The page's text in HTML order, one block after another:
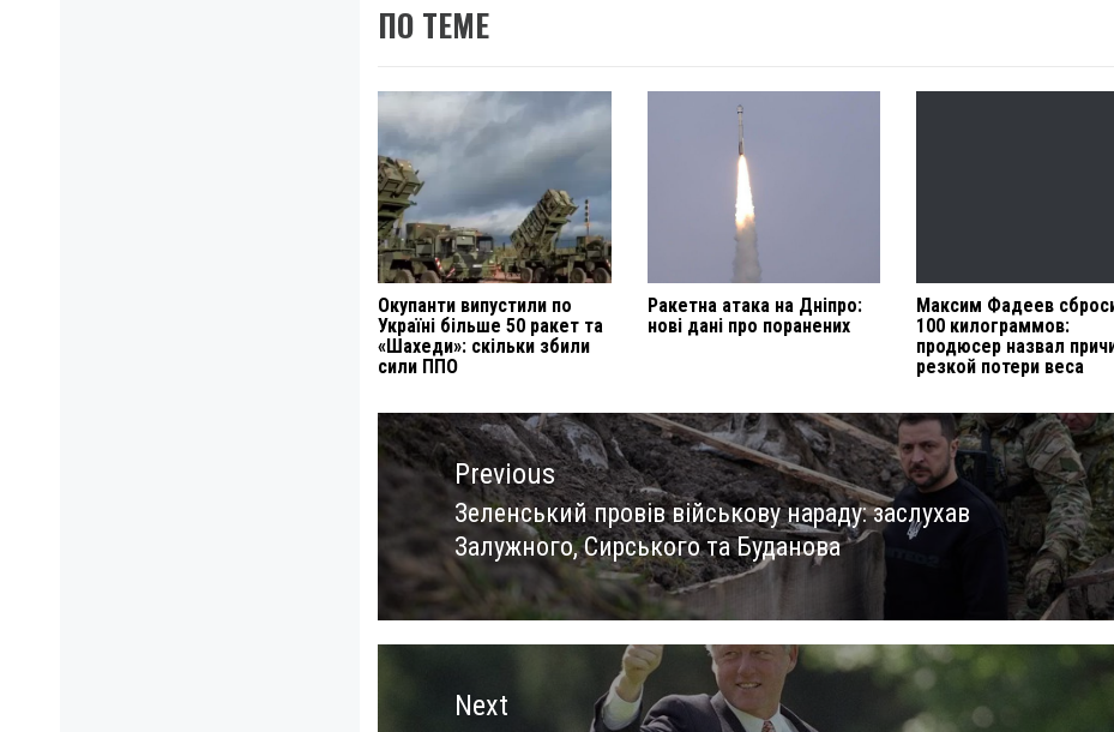
ПО ТЕМЕ
Окупанти випустили по
Україні більше 50 ракет та
«Шахеди»: скільки збили
сили ППО
Ракетна атака на Дніпро:
нові дані про поранених
Максим Фадеев
100 килограммов:
продюсер назвал
резкой потери веса
Навигация
по
записямPrevious
Previous
post:
Зеленський провів військову нараду: заслухав
Залужного, Сирського та Буданова
Next